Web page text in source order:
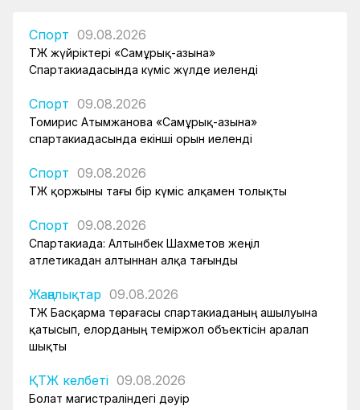
Спорт 09.08.2026
ҚТЖ жүйріктері «Самұрық-Қазына»
Спартакиадасында күміс жүлде иеленді
Спорт 09.08.2026
Томирис Атымжанова «Самұрық-Қазына»
спартакиадасында екінші орын иеленді
Спорт 09.08.2026
ҚТЖ қоржыны тағы бір күміс алқамен толықты
Спорт 09.08.2026
Спартакиада: Алтынбек Шахметов жеңіл
атлетикадан алтыннан алқа тағынды
Жаңалықтар 09.08.2026
ҚТЖ Басқарма төрағасы спартакиаданың ашылуына
қатысып, елорданың теміржол объектісін аралап
шықты
ҚТЖ келбеті 09.08.2026
Болат магистраліндегі дәуір